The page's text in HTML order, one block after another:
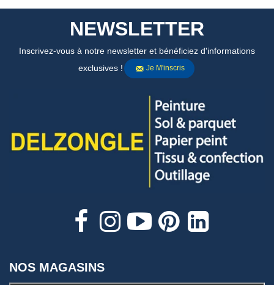
NEWSLETTER
Inscrivez-vous à notre newsletter et bénéficiez d'informations
exclusives !
Je M'inscris
NOS MAGASINS